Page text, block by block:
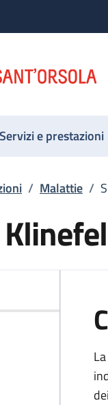
Servizi e prestazioni
/ Malattie /
Sindrome
Klinefelter
Sindrome Klinefelter